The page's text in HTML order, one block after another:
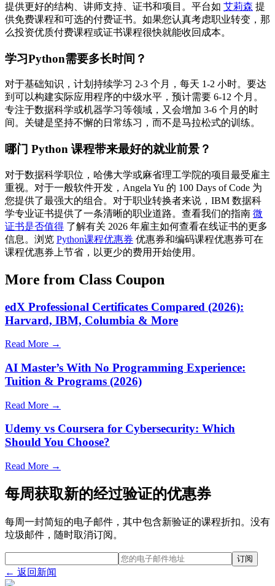
提供更好的结构、讲师支持、证书和项目。平台如 艾莉森 提
供免费课程和可选的付费证书。如果您认真考虑职业转变，那
么投资优质付费课程或证书课程很快就能收回成本。
学习Python需要多长时间？
对于基础知识，计划持续学习 2-3 个月，每天 1-2 小时。要达
到可以构建实际应用程序的中级水平，预计需要 6-12 个月。
专注于数据科学或机器学习等领域，又会增加 3-6 个月的时
间。关键是坚持不懈的日常练习，而不是马拉松式的训练。
哪门 Python 课程带来最好的就业前景？
对于数据科学职位，哈佛大学或麻省理工学院的项目最受雇主
重视。对于一般软件开发，Angela Yu 的 100 Days of Code 为
您提供了最强大的组合。对于职业转换者来说，IBM 数据科
学专业证书提供了一条清晰的职业道路。查看我们的指南 微
证书是否值得 了解有关 2026 年雇主如何查看在线证书的更多
信息。浏览 Python课程优惠券 优惠券和编码课程优惠券可在
课程优惠券上节省，以更少的费用开始使用。
More from Class Coupon
edX Professional Certificates Compared (2026):
Harvard, IBM, Columbia & More
Read More →
AI Master’s With No Programming Experience:
Tuition & Programs (2026)
Read More →
Udemy vs Coursera for Cybersecurity: Which
Should You Choose?
Read More →
每周获取新的经过验证的优惠券
每周一封简短的电子邮件，其中包含新验证的课程折扣。没有
垃圾邮件，随时取消订阅。
订阅
← 返回新闻